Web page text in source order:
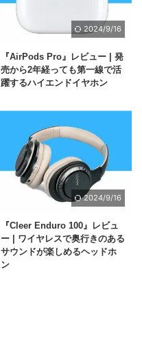
2024/9/16
『AirPods Pro』レビュー | 発
売から2年経っても第一線で活
躍するハイエンドイヤホン
2024/9/16
『Cleer Enduro 100』レビュ
ー | ワイヤレスで奥行きのある
サウンドが楽しめるヘッドホ
ン